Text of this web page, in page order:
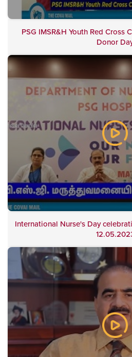
PSG IMSR&H Youth Red Cross
Donor
International Nurse's Day